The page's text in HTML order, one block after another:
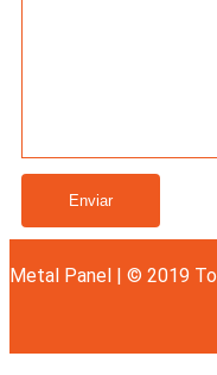
Metal Panel | © 2019